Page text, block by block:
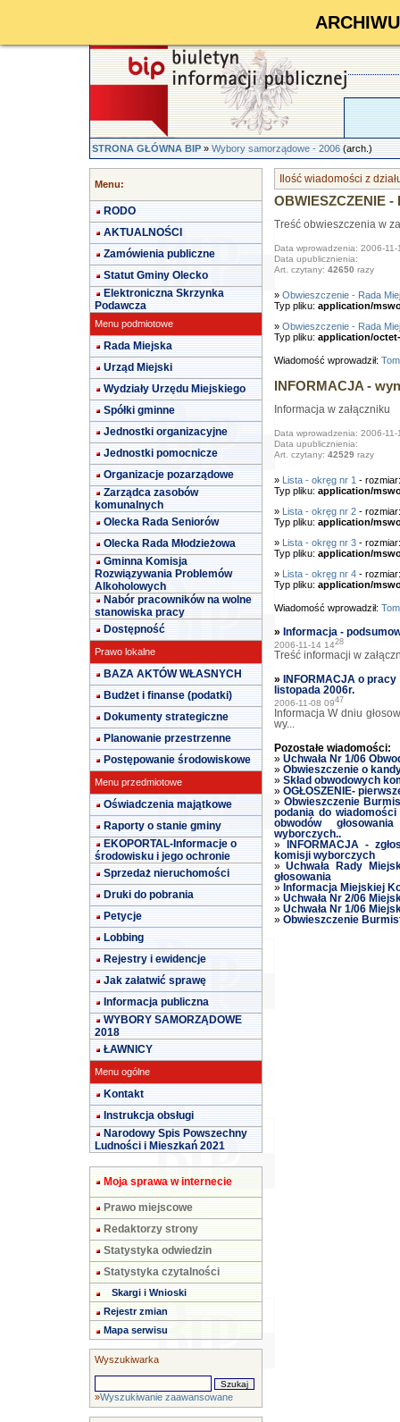
STRONA GŁÓWNA BIP»Wybory samorządowe - 2006(arch.)
Menu:
RODO
AKTUALNOŚCI
Zamówienia publiczne
Statut Gminy Olecko
Elektroniczna Skrzynka
Podawcza
Menu podmiotowe
Rada Miejska
Urząd Miejski
Wydziały Urzędu Miejskiego
Spółki gminne
Jednostki organizacyjne
Jednostki pomocnicze
Organizacje pozarządowe
Zarządca zasobów
komunalnych
Olecka Rada Seniorów
Olecka Rada Młodzieżowa
Gminna Komisja
Rozwiązywania Problemów
Alkoholowych
Nabór pracowników na wolne
stanowiska pracy
Dostępność
Prawo lokalne
BAZA AKTÓW WŁASNYCH
Budżet i finanse (podatki)
Dokumenty strategiczne
Planowanie przestrzenne
Postępowanie środowiskowe
Menu przedmiotowe
Oświadczenia majątkowe
Raporty o stanie gminy
EKOPORTAL-Informacje o
środowisku i jego ochronie
Sprzedaż nieruchomości
Druki do pobrania
Petycje
Lobbing
Rejestry i ewidencje
Jak załatwić sprawę
Informacja publiczna
WYBORY SAMORZĄDOWE
2018
ŁAWNICY
Menu ogólne
Kontakt
Instrukcja obsługi
Narodowy Spis Powszechny
Ludności i Mieszkań 2021
Moja sprawa w internecie
Prawo miejscowe
Redaktorzy strony
Statystyka odwiedzin
Statystyka czytalności
Skargi i Wnioski
Rejestr zmian
Mapa serwisu
Wyszukiwarka
»Wyszukiwanie zaawansowane
Ilość wiadomości z
OBWIESZCZENIE
Treść obwieszczenia w
Data wprowadzenia: 2006-11-
Data upublicznienia:
Art. czytany: 42650 razy
» Obwieszczenie - Rada
Typ pliku: application/
» Obwieszczenie - Rada
Typ pliku: application/
Wiadomość wprowadził:
INFORMACJA -
Informacja w załączniku
Data wprowadzenia: 2006-11-
Data upublicznienia:
Art. czytany: 42529 razy
» Lista - okręg nr 1 -
Typ pliku: application/
» Lista - okręg nr 2-
Typ pliku: application/
» Lista - okręg nr 3-
Typ pliku: application/
» Lista - okręg nr 4-
Typ pliku: application/
Wiadomość wprowadził:
» Informacja -
2006-11-14 1428
Treść informacji w
»
INFORMACJA o
listopada 2006r.
2006-11-08 0947
Informacja W dniu
wy...
Pozostałe wiadomości:
» Uchwała Nr 1/06
» Obwieszczenie o
» Skład obwodowych
» OGŁOSZENIE-
» Obwieszczenie
podania do
obwodów
wyborczych..
»
INFORMACJA -
komisji wyborczych
»Uchwała Rady
głosowania
» Informacja Miejskiej
» Uchwała Nr 2/06
» Uchwała Nr 1/06
» Obwieszczenie